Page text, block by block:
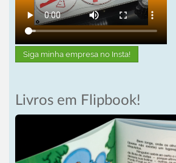
Siga minha empresa no Insta!
Livros em Flipbook!